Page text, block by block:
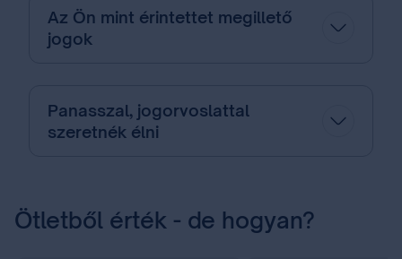
Az Ön mint érintettet megillető
jogok
Panasszal, jogorvoslattal
szeretnék élni
Ötletből érték - de hogyan?